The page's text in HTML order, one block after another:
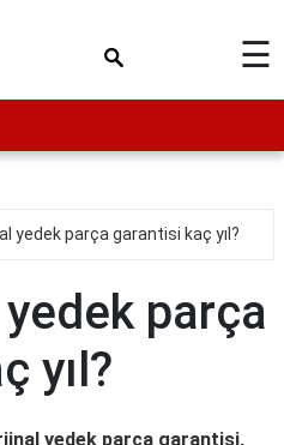
☰
yedek parça garantisi kaç yıl?
parça
yıl?
yedek parça garantisi,